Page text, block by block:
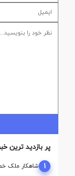
پر بازدید ترین
1 شاهکار ملک‌